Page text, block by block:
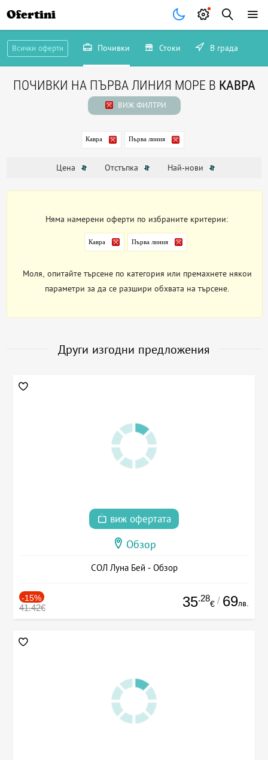
Ofertini
Всички оферти Почивки Стоки В града
ПОЧИВКИ НА ПЪРВА ЛИНИЯ МОРЕ В КАВРА
ВИЖ ФИЛТРИ
Кавра Първа линия
Цена Отстъпка Най-нови
Няма намерени оферти по избраните критерии:
Кавра Първа линия
Моля, опитайте търсене по категория или премахнете някои
параметри за да се разшири обхвата на търсене.
Други изгодни предложения
виж офертата
Обзор
СОЛ Луна Бей - Обзор
-15%
41.42€ 35.28
€ / 69лв.